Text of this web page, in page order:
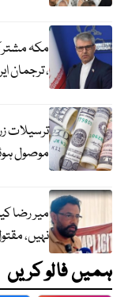
مکہ
، ترجمان
موصول
میر رضا
نہیں،
ہمیں فالو کریں